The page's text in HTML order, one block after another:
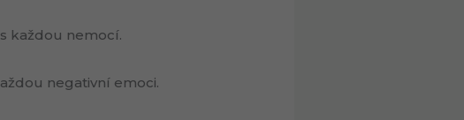
každou nemocí.
negativní emoci.